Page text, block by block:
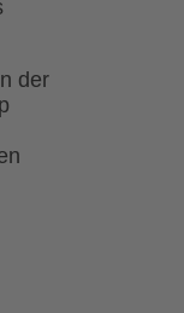
der